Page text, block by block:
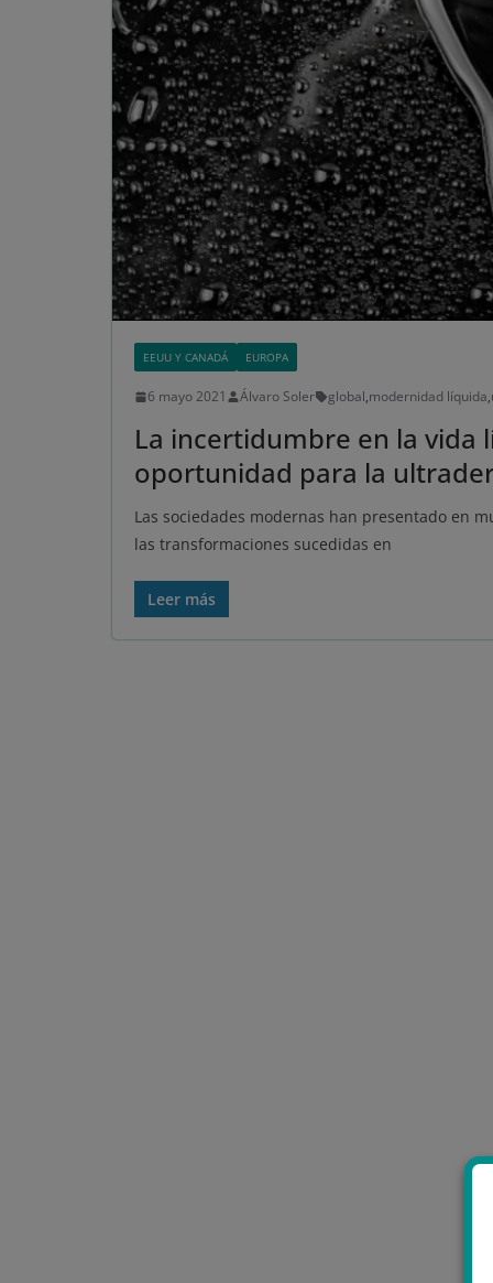
EEUU Y CANADÁ EUROPA
6 mayo 2021 Álvaro Soler global,modernidad líquida,
La incertidumbre en la vida
oportunidad para la
Las sociedades modernas han presentado en
las transformaciones sucedidas en
Leer más